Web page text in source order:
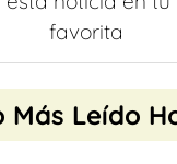
favorita
Más Leído